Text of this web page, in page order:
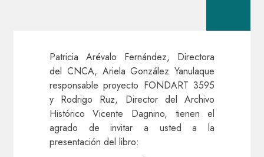
Patricia Arévalo Fernández, Directora
del CNCA, Ariela González Yanulaque
responsable proyecto FONDART 3595
y Rodrigo Ruz, Director del Archivo
Histórico Vicente Dagnino, tienen el
agrado de invitar a usted a la
presentación del libro: